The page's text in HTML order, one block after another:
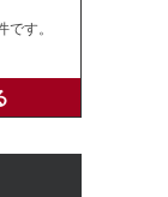
す。